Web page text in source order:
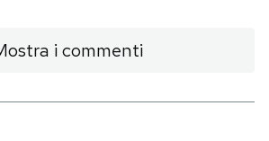
i commenti